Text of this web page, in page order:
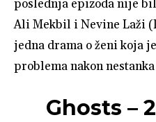
poslednja epizoda nije
Ali Mekbil i Nevine Laži
jedna drama o ženi koja
problema nakon nestanka
Ghosts –